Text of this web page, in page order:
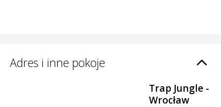
Adres i inne pokoje
Trap Jungle -
Wrocław